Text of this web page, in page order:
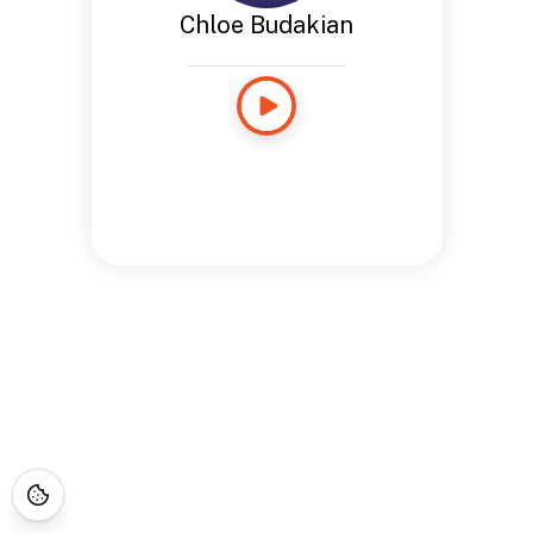
Chloe Budakian